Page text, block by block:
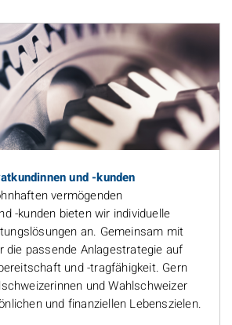
und -kunden
vermögenden
-kunden bieten wir individuelle
an. Gemeinsam mit
die passende Anlagestrategie auf
und -tragfähigkeit. Gern
und Wahlschweizer
und finanziellen Lebenszielen.